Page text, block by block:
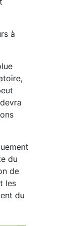
à
du
de
les
du